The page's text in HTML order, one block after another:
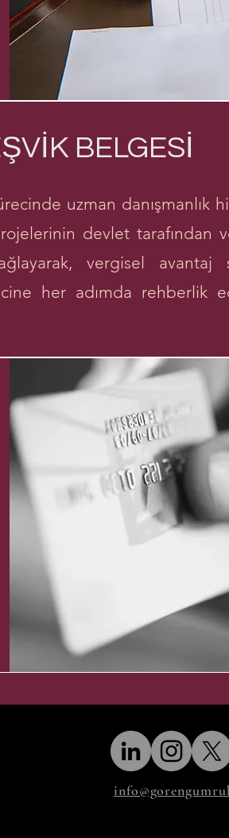
BELGESİ
uzman danışmanlık
devlet tarafından
vergisel avantaj
her adımda rehberlik